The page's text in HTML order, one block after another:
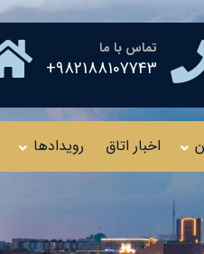
تماس با ما
982188107743+
اخبار اتاق رویدادها